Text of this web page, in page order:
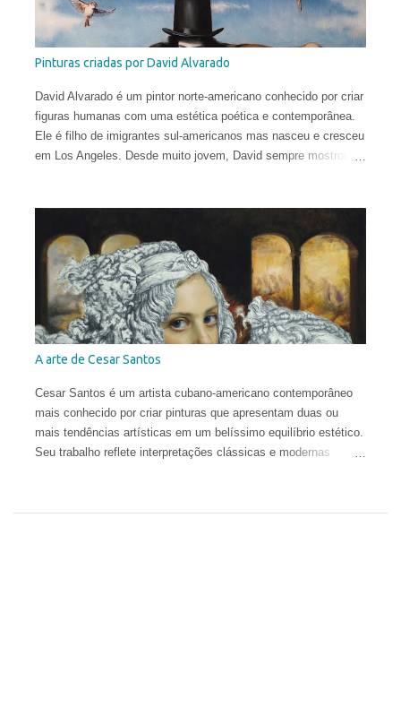
Pinturas criadas por David Alvarado
David Alvarado é um pintor norte-americano conhecido por criar
figuras humanas com uma estética poética e contemporânea.
Ele é filho de imigrantes sul-americanos mas nasceu e cresceu
em Los Angeles. Desde muito jovem, David sempre mostrou
para Florença, Itália, e buscou o treinamento tradicional na
cidade que gerou o Renascimento.
A arte de Cesar Santos
Cesar Santos é um artista cubano-americano contemporâneo
mais conhecido por criar pinturas que apresentam duas ou
mais tendências artísticas em um belíssimo equilíbrio estético.
Seu trabalho reflete interpretações clássicas e modernas
excelente, ele infunde uma harmonia entre o natural e o